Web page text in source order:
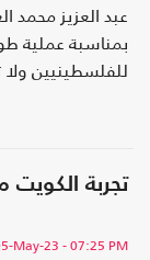
عبد العزيز محمد
بمناسبة عملية
للفلسطينيين
تجربة الكويت
May-23 - 07:25 PM